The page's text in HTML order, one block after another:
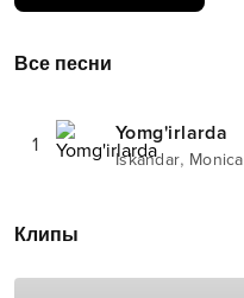
Все песни
1 Yomg'irlarda
Iskandar, Monica
Клипы